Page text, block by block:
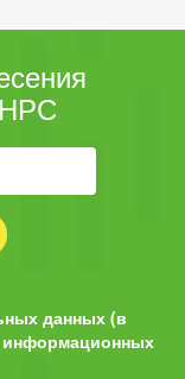
данных (в
информационных